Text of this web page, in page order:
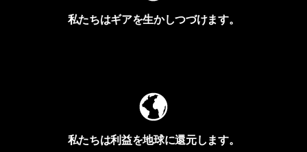
私たちはギアを生かしつづけます。
私たちは利益を地球に還元します。